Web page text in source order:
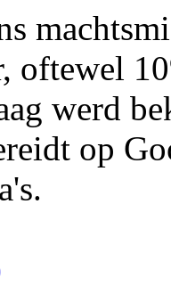
oftewel
werd
op